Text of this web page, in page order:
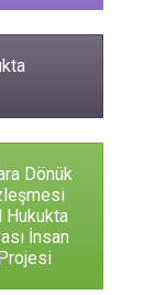
Dönük
Hukukta
İnsan